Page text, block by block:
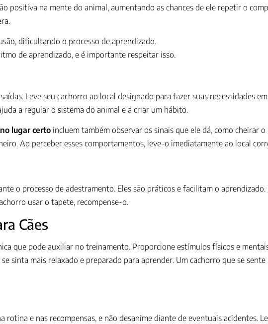
positiva na mente do animal, aumentando as chances de ele repetir o
dificultando o processo de aprendizado.
de aprendizado, e é importante respeitar isso.
Leve seu cachorro ao local designado para fazer suas necessidades
a regular o sistema do animal e a criar um hábito.
lugar certo incluem também observar os sinais que ele dá, como cheirar
Ao perceber esses comportamentos, leve-o imediatamente ao local
o processo de adestramento. Eles são práticos e facilitam o
usar o tapete, recompense-o.
Cães
que pode auxiliar no treinamento. Proporcione estímulos físicos e
sinta mais relaxado e preparado para aprender. Um cachorro que se
e nas recompensas, e não desanime diante de eventuais acidentes.